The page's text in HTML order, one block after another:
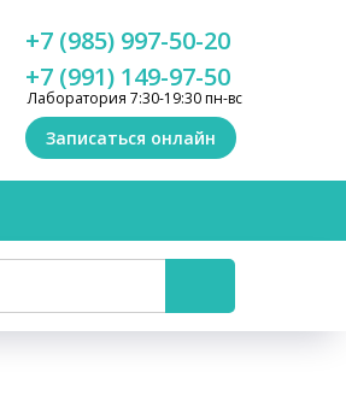
Лаборатория 7:30-19:30 пн-вс
+7 (991) 149-97-50
+7 (985) 997-50-20
Записаться онлайн